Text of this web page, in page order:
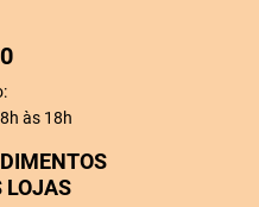
às 18h
LOJAS